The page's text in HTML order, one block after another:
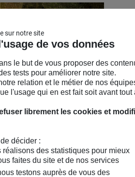
sur notre site
de vos données
le but de vous proposer des
tests pour améliorer notre site.
relation et le métier de nos
l'usage qui en est fait soit avant tout
librement les cookies et
décider :
réalisons des statistiques pour mieux
faites du site et de nos services
testons auprès de vous des